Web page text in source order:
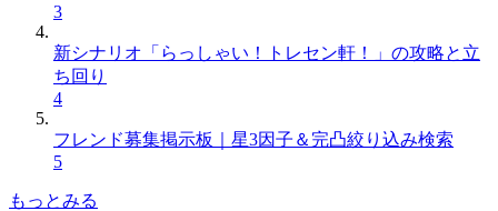
3
新シナリオ「らっしゃい！トレセン軒！」の攻略と立
ち回り
4
フレンド募集掲示板｜星3因子＆完凸絞り込み検索
5
もっとみる